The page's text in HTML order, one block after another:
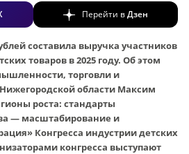
Перейти вДзен
составила выручка участников
товаров в 2025 году. Об этом
торговли и
области Максим
роста: стандарты
— масштабирование и
Конгресса индустрии детских
конгресса выступают